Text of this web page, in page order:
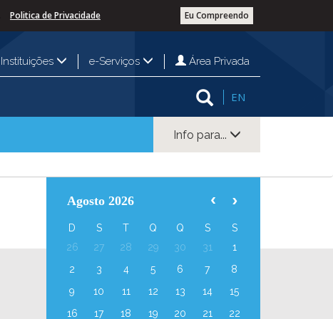
Eu Compreendo
Politica de Privacidade
Instituições e-Serviços Área Privada
EN
Info para...
Agosto 2026
D S T Q Q S
S
26
27 28 29 30 31
1
2
3 4 5 6 7
8
9
10 11 12 13 14
15
16
17 18 19 20 21 22